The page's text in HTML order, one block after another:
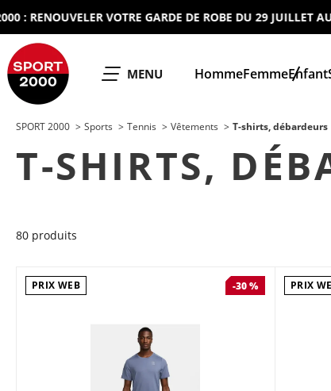
VOTRE GARDE DE ROBE DU 29 JUILLET AU 30
OUVRIR LE
MENU HommeFemmeEnfant
SPORT 2000 Sports Tennis Vêtements T-shirts, débardeurs
T-SHIRTS,
80 produits
PRIX WEB -30 % PRIX